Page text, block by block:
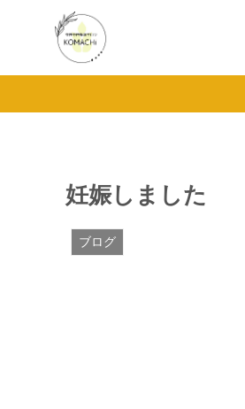
妊娠しました
ブログ